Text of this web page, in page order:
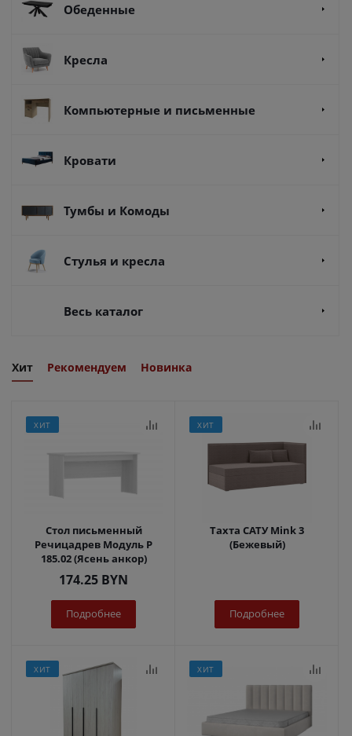
Обеденные
Кресла
Компьютерные и письменные
Кровати
Тумбы и Комоды
Стулья и кресла
Весь каталог
Хит Рекомендуем Новинка
ХИТ
Стол письменный
Речицадрев Модуль Р
185.02 (Ясень анкор)
174.25 BYN
Подробнее
ХИТ
Тахта САТУ Mink 3
(Бежевый)
Подробнее
ХИТ ХИТ